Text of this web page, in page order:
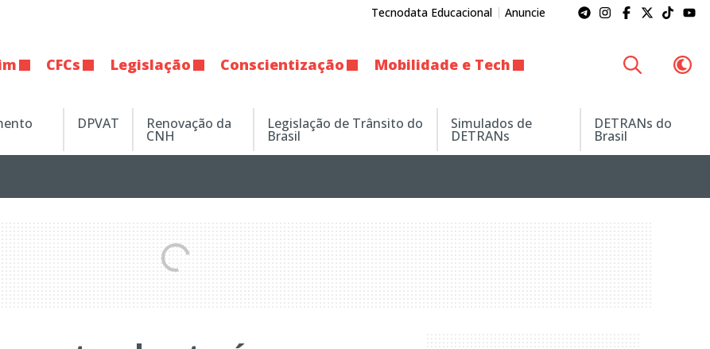
Tecnodata Educacional Anuncie
CFCs Legislação Conscientização Mobilidade e Tech
DPVAT Renovação da
CNH
Legislação de Trânsito do
Brasil
Simulados de
DETRANs
DETRANs do
Brasil